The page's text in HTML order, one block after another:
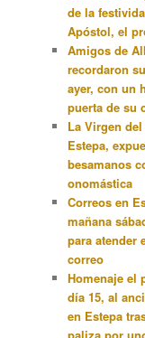
de la
Apóstol, el
Amigos de
recordaron
ayer, con un
puerta de su
La Virgen
Estepa,
besamanos
onomástica
Correos en
mañana
para atender
correo
Homenaje el
día 15, al
en Estepa